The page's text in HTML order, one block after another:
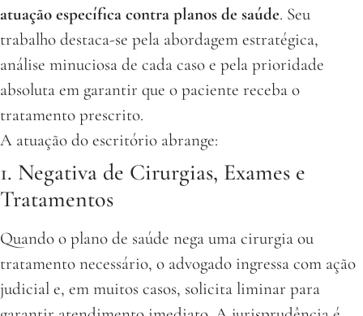
atuação específica contra planos de saúde. Seu
trabalho destaca-se pela abordagem estratégica,
análise minuciosa de cada caso e pela prioridade
absoluta em garantir que o paciente receba o
tratamento prescrito.
A atuação do escritório abrange:
1. Negativa de Cirurgias, Exames e
Tratamentos
Quando o plano de saúde nega uma cirurgia ou
tratamento necessário, o advogado ingressa com ação
judicial e, em muitos casos, solicita liminar para